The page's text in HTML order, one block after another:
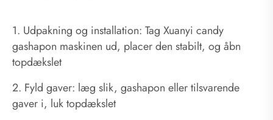
1. Udpakning og installation: Tag Xuanyi candy
gashapon maskinen ud, placer den stabilt, og åbn
topdækslet
2. Fyld gaver: læg slik, gashapon eller tilsvarende
gaver i, luk topdækslet